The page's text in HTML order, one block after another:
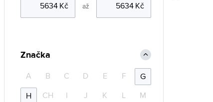
až
Značka
A B C D E F
G
H
CH I J K L
M